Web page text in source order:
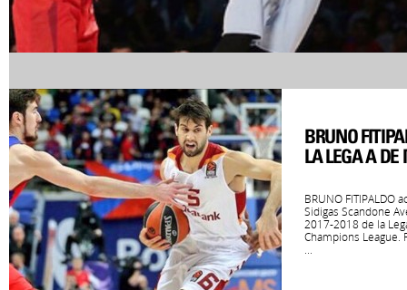
BRUNO
LA LEGA A DE
BRUNO FITIPALDO
Sidigas Scandone
2017-2018 de la
Champions League.
...